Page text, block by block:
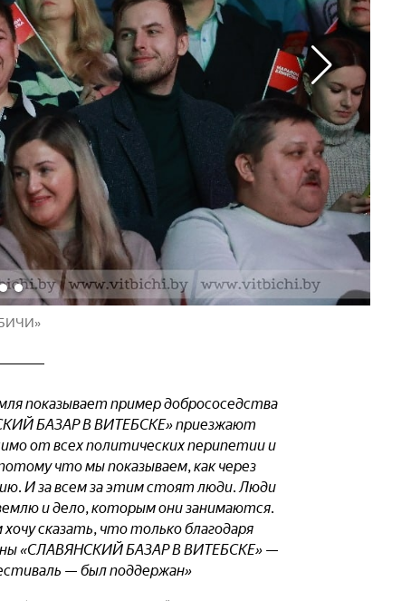
показывает пример добрососедства
БАЗАР В ВИТЕБСКЕ» приезжают
от всех политических перипетии и
что мы показываем, как через
И за всем за этим стоят люди. Люди
и дело, которым они занимаются.
сказать, что только благодаря
«СЛАВЯНСКИЙ БАЗАР В ВИТЕБСКЕ» —
— был поддержан»